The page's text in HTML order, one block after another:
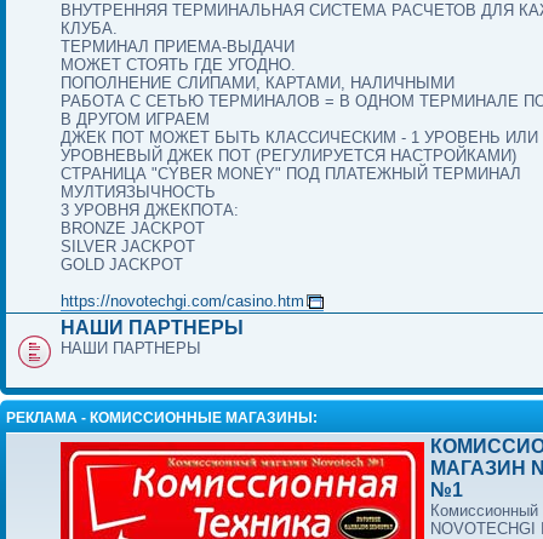
ВНУТРЕННЯЯ ТЕРМИНАЛЬНАЯ СИСТЕМА РАСЧЕТОВ ДЛЯ
КЛУБА.
ТЕРМИНАЛ ПРИЕМА-ВЫДАЧИ
МОЖЕТ СТОЯТЬ ГДЕ УГОДНО.
ПОПОЛНЕНИЕ СЛИПАМИ, КАРТАМИ, НАЛИЧНЫМИ
РАБОТА С СЕТЬЮ ТЕРМИНАЛОВ = В ОДНОМ ТЕРМИНАЛЕ
В ДРУГОМ ИГРАЕМ
ДЖЕК ПОТ МОЖЕТ БЫТЬ КЛАССИЧЕСКИМ - 1 УРОВЕНЬ ИЛИ
УРОВНЕВЫЙ ДЖЕК ПОТ (РЕГУЛИРУЕТСЯ НАСТРОЙКАМИ)
СТРАНИЦА "CYBER MONEY" ПОД ПЛАТЕЖНЫЙ ТЕРМИНАЛ
МУЛТИЯЗЫЧНОСТЬ
3 УРОВНЯ ДЖЕКПОТА:
BRONZE JACKPOT
SILVER JACKPOT
GOLD JACKPOT
https://novotechgi.com/casino.htm
НАШИ ПАРТНЕРЫ
НАШИ ПАРТНЕРЫ
РЕКЛАМА - КОМИССИОННЫЕ МАГАЗИНЫ:
МАГАЗИН
№1
Комиссионный